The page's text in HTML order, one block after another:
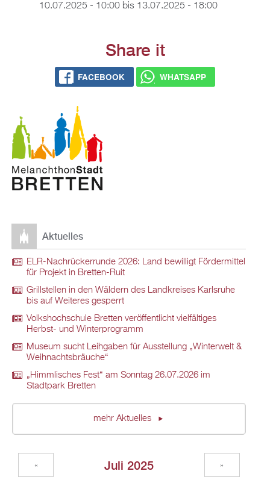
10.07.2025 - 10:00bis 13.07.2025 - 18:00
Share it
FACEBOOK WHATSAPP
Aktuelles
ELR-Nachrückerrunde 2026: Land bewilligt Fördermittel
für Projekt in Bretten-Ruit
Grillstellen in den Wäldern des Landkreises Karlsruhe
bis auf Weiteres gesperrt
Volkshochschule Bretten veröffentlicht vielfältiges
Herbst- und Winterprogramm
Museum sucht Leihgaben für Ausstellung „Winterwelt &
Weihnachtsbräuche“
„Himmlisches Fest“ am Sonntag 26.07.2026 im
Stadtpark Bretten
mehr Aktuelles
Juli 2025
« »